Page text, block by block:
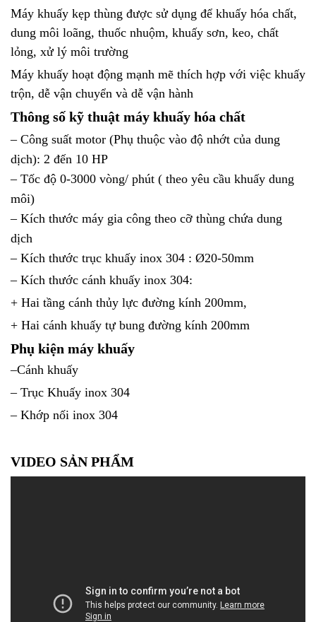
Máy khuấy kẹp thùng được sử dụng để khuấy hóa chất,
dung môi loãng, thuốc nhuộm, khuấy sơn, keo, chất
lỏng, xử lý môi trường
Máy khuấy hoạt động mạnh mẽ thích hợp với việc khuấy
trộn, dễ vận chuyển và dễ vận hành
Thông số kỹ thuật máy khuấy hóa chất
– Công suất motor (Phụ thuộc vào độ nhớt của dung
dịch): 2 đến 10 HP
– Tốc độ 0-3000 vòng/ phút ( theo yêu cầu khuấy dung
môi)
– Kích thước máy gia công theo cỡ thùng chứa dung
dịch
– Kích thước trục khuấy inox 304 : Ø20-50mm
– Kích thước cánh khuấy inox 304:
+ Hai tầng cánh thủy lực đường kính 200mm,
+ Hai cánh khuấy tự bung đường kính 200mm
Phụ kiện máy khuấy
–Cánh khuấy
– Trục Khuấy inox 304
– Khớp nối inox 304
VIDEO SẢN PHẨM